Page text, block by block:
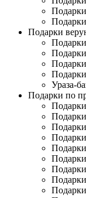
Подарки
Ураза-
Подарки по